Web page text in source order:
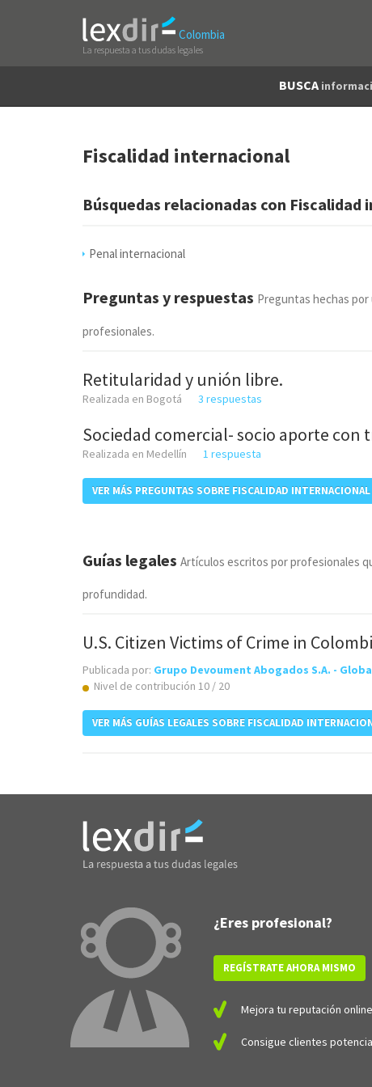
Colombia
La respuesta a tus dudas legales
BUSCA
Fiscalidad internacional
Búsquedas relacionadas con
Penal internacional
Preguntas y respuestas Preguntas hechas
profesionales.
Retitularidad y unión libre.
Realizada en Bogotá 3 respuestas
Sociedad comercial- socio aporte con
Realizada en Medellín 1 respuesta
VER MÁS PREGUNTAS SOBRE FISCALIDAD INTERNACIONAL
Guías legales Artículos escritos por profesionales
profundidad.
U.S. Citizen Victims of Crime in
Publicada por: Grupo Devoument Abogados S.A. -
Nivel de contribución 10 / 20
VER MÁS GUÍAS LEGALES SOBRE FISCALIDAD
¿Eres profesional?
REGÍSTRATE AHORA MISMO
Mejora tu reputación
Consigue clientes